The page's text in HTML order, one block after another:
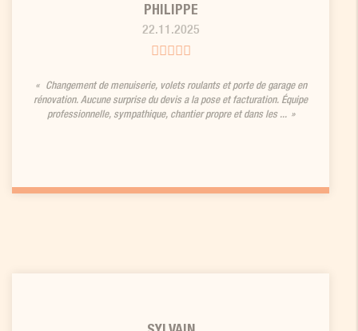
PHILIPPE
22.11.2025
Changement de menuiserie, volets roulants et porte de garage en
rénovation. Aucune surprise du devis a la pose et facturation. Équipe
professionnelle, sympathique, chantier propre et dans les ...